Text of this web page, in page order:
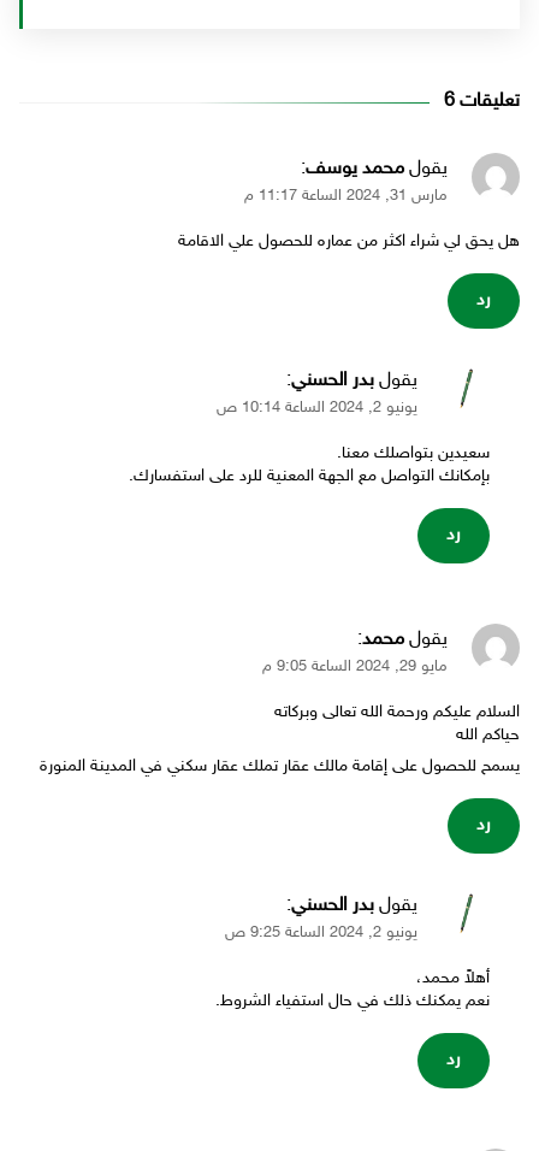
يقول محمد يوسف:
مارس 31, 2024 الساعة 11:17 م
هل يحق لي شراء اكثر من عماره للحصول علي الاقامة
رد
يقول بدر الحسني:
يونيو 2, 2024 الساعة 10:14 ص
سعيدين بتواصلك معنا.
بإمكانك التواصل مع الجهة المعنية للرد على استفسارك.
رد
يقول محمد:
مايو 29, 2024 الساعة 9:05 م
السلام عليكم ورحمة الله تعالى وبركاته
حياكم الله
يسمح للحصول على إقامة مالك عقار تملك عقار سكني في المدينة المنورة
رد
يقول بدر الحسني:
يونيو 2, 2024 الساعة 9:25 ص
أهلاً محمد،
نعم يمكنك ذلك في حال استفياء الشروط.
رد